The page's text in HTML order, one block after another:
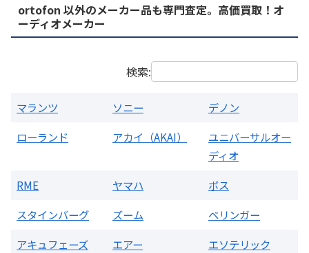
PMA-1500AE プリメインアンプ
買取価格：お問合せください
ortofon 以外のメーカー品も専門査定。高価買取！オ
ーディオメーカー
検索:
マランツ ソニー
デノン
ローランド
アカイ（AKAI）
ユニバーサルオー
ディオ
RME
ヤマハ
ボス
スタインバーグ
ズーム
ベリンガー
アキュフェーズ
エアー
エソテリック